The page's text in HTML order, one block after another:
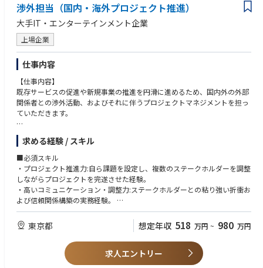
・楽天モバイルの先端技術を、社会実装につなげるプロジェクトに関われ
るポジションです。単なる研究開発にとどまらず、商用ネットワークへの
導入や実用化を見据えたプロジェクトに携わることができます。
・また、RAN、OSS、Cloud、AI、APNなど、通信・IT領域の幅広い技術テ
ーマに関わることができ、6Gを含む次世代通信領域の最前線で経験を積む
ことができます。
・関係省庁等に加え、他事業者や大学などとの共同提案・共同研究開発に
関わる機会もあり、産学官連携の中で多様なステークホルダーを巻き込み
ながら、社会的影響力の大きいプロジェクトを推進できます。
・技術要件の整理、技術課題の解決支援、提案書・報告書作成、関係省庁
等への説明・調整など、技術理解とプロジェクトマネジメントの双方を高
められる環境です。
【組織説明】
楽天が世界で初めて商用化した完全仮想化モバイルネットワークの技術
は、多数の国際的な賞を受賞するなど、世界的に大きく注目されていま
す。
私たちのミッションは、各国政府から助成を受けた研究開発プロジェクト
を遂行し、楽天モバイルのイノベーションの実現を支援することです。社
内外、国内外のステークホルダーと密に連携し、6G含む最先端の研究開発
を技術面・マネジメント面・オペレーション面など様々な方向から支援し
ます。
当課では研究開発プロジェクトの企画を行っています。社内外とのコミュ
ニケーションが非常に多くあり、幅広い知見と経験が身に付くことが期待
される組織です。また、プロジェクトの全体像を把握しながら業務を進め
・グローバルビジネスに関する実務経験（2年以上）
■ 技術標準化・専門知識・資格
・3GPP、O-RAN Alliance、ITU-T/R、ETSI等の国際標準化活動における仕
様策定・提案経験（2年以上）
・以下の資格保有者（または同等の知識を有する方）
・プロジェクトマネジメント関連：PMP 等
・通信技術関連：無線従事者、電気通信主任技術者、MCPC 等
渉外担当（国内・海外プロジェクト推進）
大手IT・エンターテインメント企業
上場企業
仕事内容
【仕事内容】
既存サービスの促進や新規事業の推進を円滑に進めるため、国内外の外部
関係者との渉外活動、およびそれに伴うプロジェクトマネジメントを担っ
ていただきます。
・プロジェクト推進・渉外活動
・自社のポジション確立に向けた戦略立案と、それに付随するプロジェ
クトの実行管理。
・官公庁、業界団体、他事業者などの外部関係者とのリレーション構築
および理解浸透に向けた働きかけ 。
・国内外の社会情勢、規制制度の調査・分析 。
・社内アドバイザリー・連携
ィードバックを事業へ還元 。
・経営層への迅速なレポーティングと、意思決定に向けた提言 。
求める経験 / スキル
■必須スキル
・プロジェクト推進力:自ら課題を設定し、複数のステークホルダーを調整
しながらプロジェクトを完遂させた経験。
・高いコミュニケーション・調整力:ステークホルダーとの粘り強い折衝お
よび信頼関係構築の実務経験。
・語学力（英語）:海外の制度調査や海外ステークホルダーとの調整が可能
なレベル。
・論理的思考・ドキュメンテーション能力:複雑な論点を整理し、説得力の
あるストーリーラインに落とし込む能力。
東京都 想定年収 518 万円 ~ 980 万円
求人エントリー